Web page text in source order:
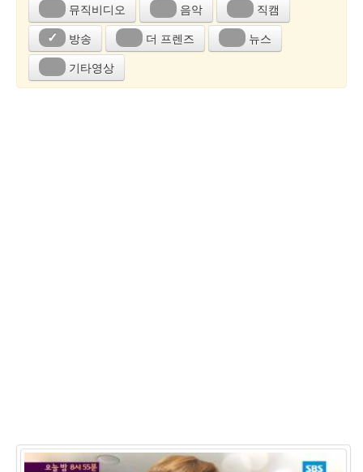
뮤직비디오 음악 직캠
✓ 방송 더 프렌즈
뉴스
기타영상